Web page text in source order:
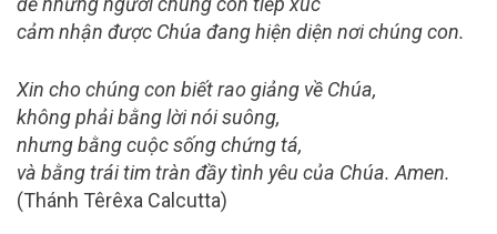
cảm nhận được Chúa đang hiện diện nơi chúng con.
Xin cho chúng con biết rao giảng về Chúa,
không phải bằng lời nói suông,
nhưng bằng cuộc sống chứng tá,
và bằng trái tim tràn đầy tình yêu của Chúa. Amen.
(Thánh Têrêxa Calcutta)